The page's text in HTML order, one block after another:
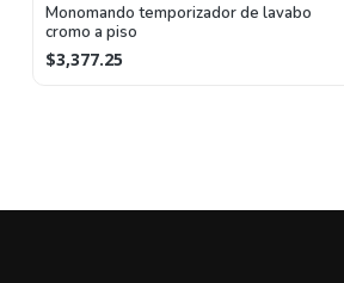
Monomando temporizador de lavabo
cromo a piso
$3,377.25